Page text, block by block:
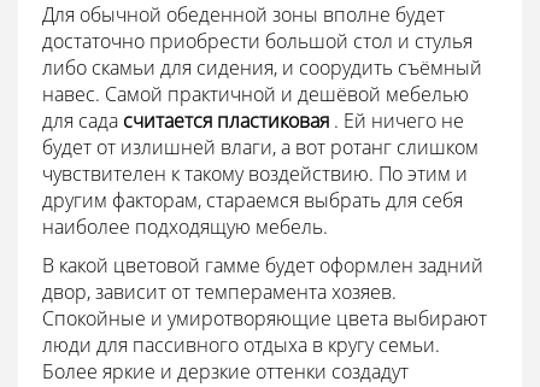
Для обычной обеденной зоны вполне будет
достаточно приобрести большой стол и стулья
либо скамьи для сидения, и соорудить съёмный
навес. Самой практичной и дешёвой мебелью
для сада считается пластиковая . Ей ничего не
будет от излишней влаги, а вот ротанг слишком
чувствителен к такому воздействию. По этим и
другим факторам, стараемся выбрать для себя
наиболее подходящую мебель.
В какой цветовой гамме будет оформлен задний
двор, зависит от темперамента хозяев.
Спокойные и умиротворяющие цвета выбирают
люди для пассивного отдыха в кругу семьи.
Более яркие и дерзкие оттенки создадут